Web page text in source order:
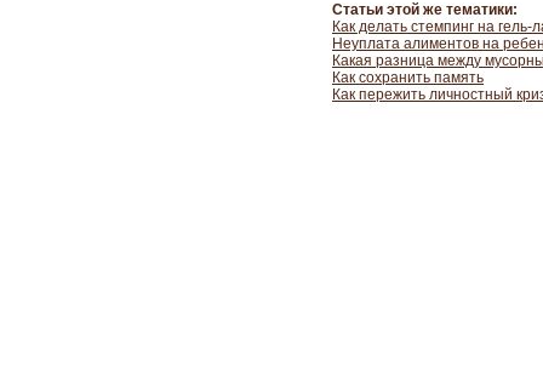
Статьи этой же тематики:
Как делать стемпинг на гель-
Неуплата алиментов на
Какая разница между
Как сохранить память
Как пережить личностный